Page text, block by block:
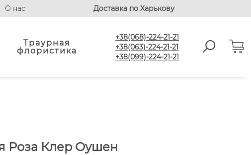
О нас Доставка по Харькову
Траурная
флористика
+38(068)-224-21-21
+38(063)-224-21-21
+38(099)-224-21-21
Роза Клер Оушен